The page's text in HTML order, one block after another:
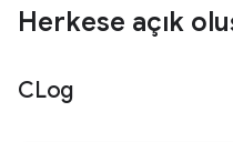
Herkese açık
CLog